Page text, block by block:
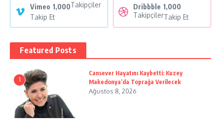
Vimeo 1,000Takipçiler
Takip Et
Dribbble 1,000
TakipçilerTakip Et
Featured Posts
1
Cansever Hayatını Kaybetti: Kuzey
Makedonya’da Toprağa Verilecek
Ağustos 8, 2026